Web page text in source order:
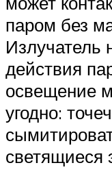
паром без
Излучатель
действия
освещение
угодно:
светящиеся